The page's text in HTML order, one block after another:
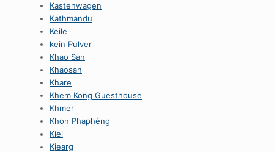
Kastenwagen
Kathmandu
Keile
kein Pulver
Khao San
Khaosan
Khare
Khem Kong Guesthouse
Khmer
Khon Phaphéng
Kiel
Kjearg